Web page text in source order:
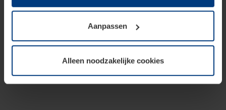
onze pagina's absoluut noodzakelijk is. Voor alle andere
soorten cookies is uw toestemming vereist. Uw
toestemming kunt u op elk moment bij de uitleg van de
wijzigen of herroepen.
Aanpassen
Alleen noodzakelijke cookies